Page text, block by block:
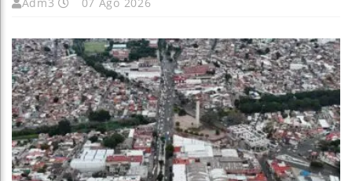
Adm3 07 Ago 2026